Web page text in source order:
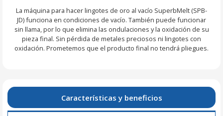
La máquina para hacer lingotes de oro al vacío SuperbMelt (SPB-
JD) funciona en condiciones de vacío. También puede funcionar
sin llama, por lo que elimina las ondulaciones y la oxidación de su
pieza final. Sin pérdida de metales preciosos ni lingotes con
oxidación. Prometemos que el producto final no tendrá pliegues.
Características y beneficios